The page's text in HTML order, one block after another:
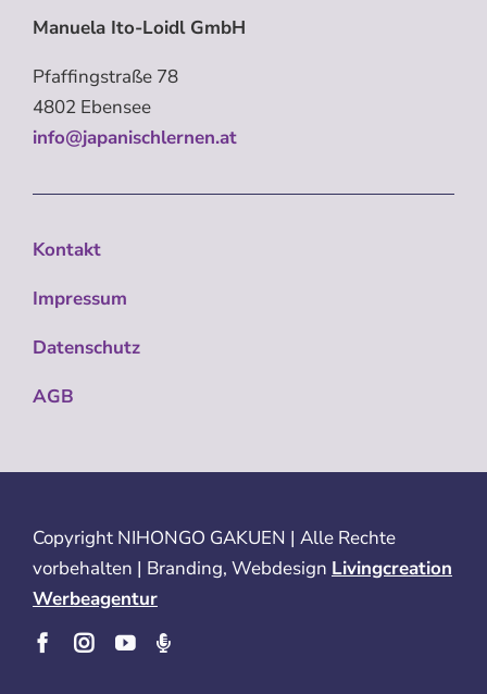
Manuela Ito-Loidl GmbH
Pfaffingstraße 78
4802 Ebensee
info@japanischlernen.at
Kontakt
Impressum
Datenschutz
AGB
Copyright NIHONGO GAKUEN | Alle Rechte
vorbehalten | Branding, Webdesign Livingcreation
Werbeagentur